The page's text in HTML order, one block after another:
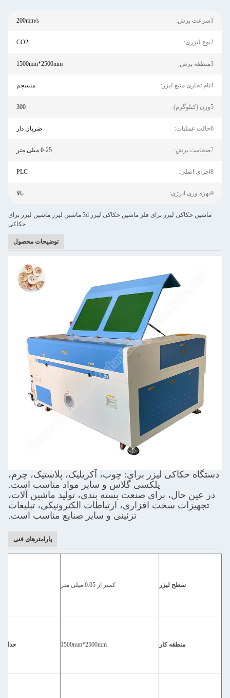
1سرعت برش: 200mm/s
2نوع لیزری: CO2
3منطقه برش: 1500mm*2500mm
4نام تجاری منبع لیزر: منسجم
5وزن (کیلوگرم): 300
6حالت عملیات: ضربان دار
7ضخامت برش: 0-25 میلی متر
8اجزای اصلی: PLC
9بهره وری انرژی: بالا
ماشین حکاکی لیزر برای فلز ماشین حکاکی لیزر 3d ماشین لیزر ماشین لیزر برای
حکاکی
توضیحات محصول
دستگاه حکاکی لیزر برای: چوب، آکریلیک، پلاستیک، چرم،
پلکسی گلاس و سایر مواد مناسب است.
در عین حال، برای صنعت بسته بندی، تولید ماشین آلات،
تجهیزات سخت افزاری، ارتباطات الکترونیکی، تبلیغات
تزئینی و سایر صنایع مناسب است.
پارامترهای فنی
سطح لیزر کمتر از 0.05 میلی متر
منطقه کار 1500mm*2500mm